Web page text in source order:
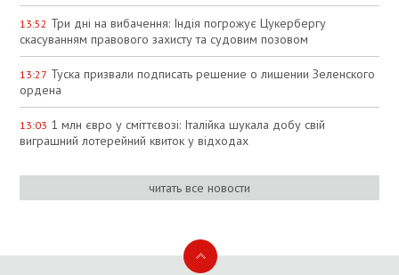
13:52 Три дні на вибачення: Індія погрожує Цукербергу
скасуванням правового захисту та судовим позовом
13:27 Туска призвали подписать решение о лишении Зеленского
ордена
13:03 1 млн євро у сміттєвозі: Італійка шукала добу свій
виграшний лотерейний квиток у відходах
читать все новости